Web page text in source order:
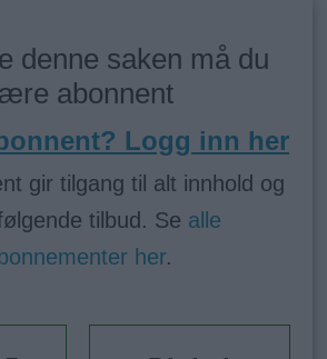
denne saken må du
abonnent
Logg inn her
gir tilgang til alt innhold og
tilbud. Se alle
her.